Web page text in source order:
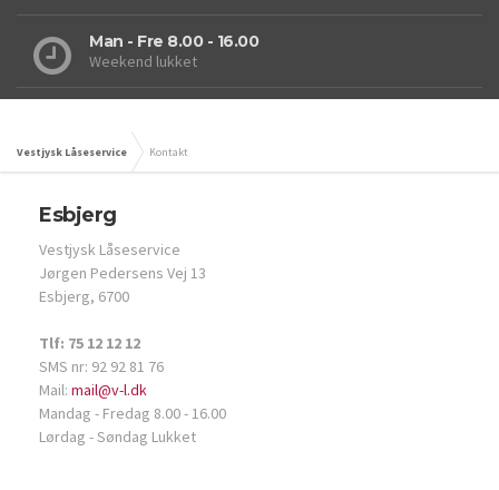
Man - Fre 8.00 - 16.00
Weekend lukket
Vestjysk Låseservice Kontakt
Esbjerg
Vestjysk Låseservice
Jørgen Pedersens Vej 13
Esbjerg, 6700
Tlf: 75 12 12 12
SMS nr: 92 92 81 76
Mail: mail@v-l.dk
Mandag - Fredag 8.00 - 16.00
Lørdag - Søndag Lukket